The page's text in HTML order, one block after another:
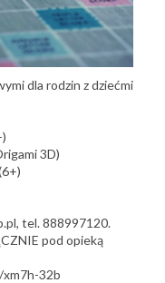
dla rodzin z dziećmi
3D)
tel. 888997120.
pod opieką
32b